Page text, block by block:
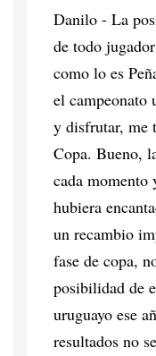
Danilo - La
de todo
como lo es
el campeonato
y disfrutar, me
Copa. Bueno,
cada momento
hubiera
un recambio
fase de copa,
posibilidad de
uruguayo ese
resultados no